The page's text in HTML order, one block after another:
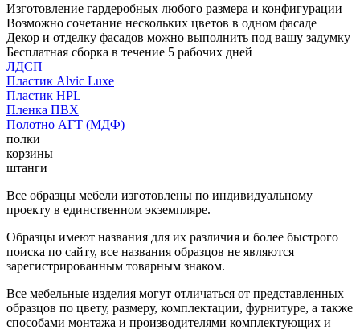
Изготовление гардеробных любого размера и конфигурации
Возможно сочетание нескольких цветов в одном фасаде
Декор и отделку фасадов можно выполнить под вашу задумку
Бесплатная сборка в течение 5 рабочих дней
ЛДСП
Пластик Alvic Luxe
Пластик HPL
Пленка ПВХ
Полотно АГТ (МДФ)
полки
корзины
штанги
Все образцы мебели изготовлены по индивидуальному
проекту в единственном экземпляре.
Образцы имеют названия для их различия и более быстрого
поиска по сайту, все названия образцов не являются
зарегистрированным товарным знаком.
Все мебельные изделия могут отличаться от представленных
образцов по цвету, размеру, комплектации, фурнитуре, а также
способами монтажа и производителями комплектующих и